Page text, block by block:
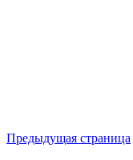
Предыдущая страница